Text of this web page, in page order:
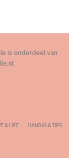
is onderdeel van
& LIFE
HANDIG & TIPS